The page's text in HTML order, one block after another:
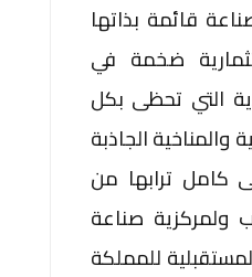
قائمة بذاتها
ضخمة في
التي تحظى بكل
والمناخية الجاذبة
كامل ترابها من
ولمركزية صناعة
للمملكة